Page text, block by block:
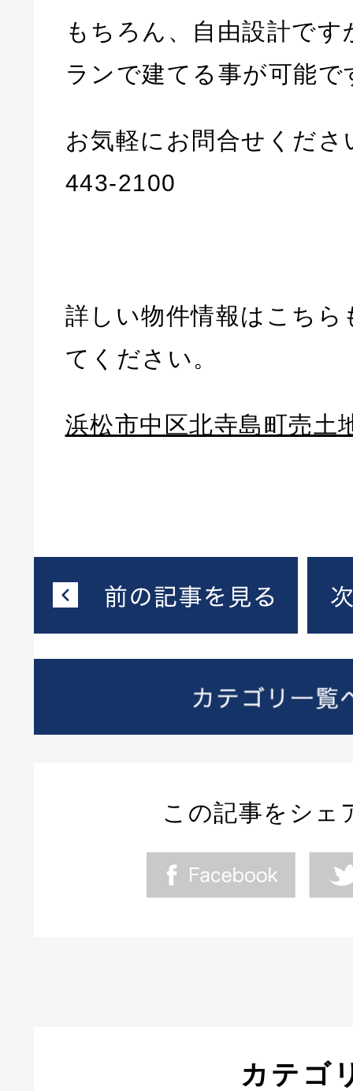
もちろん、自由設計で
ランで建てる事が可能で
お気軽にお問合せくだ
443-2100
詳しい物件情報はこちら
てください。
浜松市中区北寺島町売土
この記事をシェ
カテゴ